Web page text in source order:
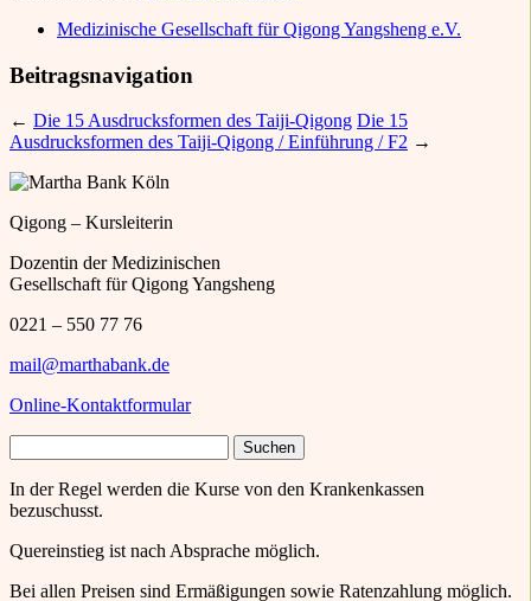
Medizinische Gesellschaft für Qigong Yangsheng e.V.
Beitragsnavigation
← Die 15 Ausdrucksformen des Taiji-Qigong Die 15
Ausdrucksformen des Taiji-Qigong / Einführung / F2 →
Qigong – Kursleiterin
Dozentin der Medizinischen
Gesellschaft für Qigong Yangsheng
0221 – 550 77 76
mail@marthabank.de
Online-Kontaktformular
nach:
In der Regel werden die Kurse von den Krankenkassen
bezuschusst.
Quereinstieg ist nach Absprache möglich.
Bei allen Preisen sind Ermäßigungen sowie Ratenzahlung möglich.